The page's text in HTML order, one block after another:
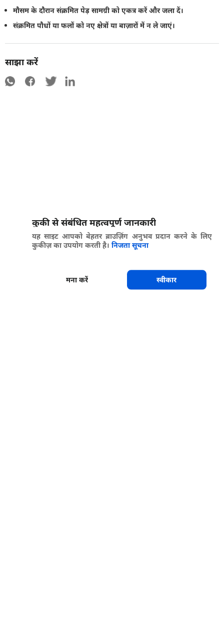
मौसम के दौरान संक्रमित पेड़ सामग्री को एकत्र करें और जला दें।
संक्रमित पौधों या फलों को नए क्षेत्रों या बाज़ारों में न ले जाएं।
साझा करें
कुकी से संबंधित महत्वपूर्ण जानकारी
यह साइट आपको बेहतर ब्राउज़िंग अनुभव प्रदान करने के लिए
कुकीज़ का उपयोग करती है। निजता सूचना
मना करें स्वीकार